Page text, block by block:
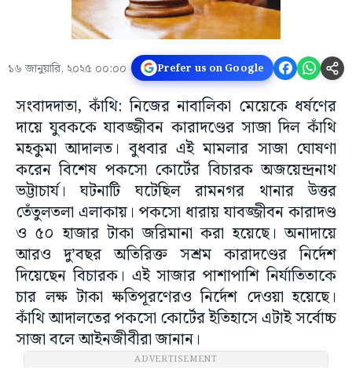
১৬ জানুয়ারি, ২০২৫ ০০:০০ Prefer us on Google
সংবাদদাতা, কাঁথি: নিজের নাবালিকা মেয়েকে ধর্ষণের
দায়ে যুবককে যাবজ্জীবন কারাদণ্ডের সাজা দিল কাঁথি
মহকুমা আদালত। বুধবার এই মামলার সাজা ঘোষণা
করেন বিশেষ পকসো কোর্টের বিচারক অজয়েন্দ্রনাথ
ভট্টাচার্য। ঘটনাটি ঘটেছিল রামনগর থানার উত্তর
তেঁতুলতলা এলাকায়। পকসো ধারায় যাবজ্জীবন কারাদণ্ড
ও ৫০ হাজার টাকা জরিমানা করা হয়েছে। অনাদায়ে
আরও দু’বছর অতিরিক্ত সশ্রম কারাদণ্ডের নির্দেশ
দিয়েছেন বিচারক। এই সাজার পাশাপাশি নির্যাতিতাকে
চার লক্ষ টাকা ক্ষতিপূরণেরও নির্দেশ দেওয়া হয়েছে।
কাঁথি আদালতের পকসো কোর্টের ইতিহাসে এটাই সর্বোচ্চ
সাজা বলে আইনজীবীরা জানান।
ADVERTISEMENT